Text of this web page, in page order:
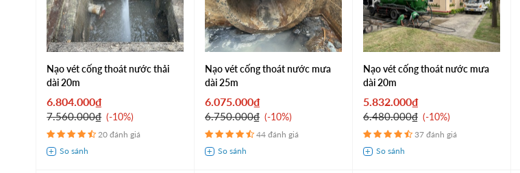
Nạo vét cống thoát nước thải
dài 20m
6.804.000₫
7.560.000₫ -10%
20 đánh giá
Nạo vét cống thoát nước mưa
dài 25m
6.075.000₫
6.750.000₫ -10%
44 đánh giá
Nạo vét cống thoát nước mưa
dài 20m
5.832.000₫
6.480.000₫ -10%
37 đánh giá